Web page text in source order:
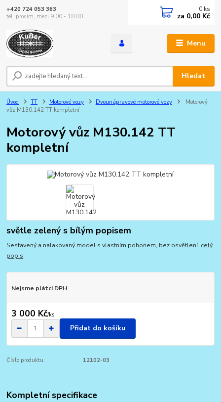
Menu
Hledat
+420 724 053 363
tel. prosím, mezi 9.00 - 18.00
0 ks
za 0,00 Kč
Úvod TT Motorové vozy Dvounápravové motorové vozy
Motorový
vůz M130.142 TT kompletní
Motorový vůz M130.142 TT
kompletní
světle zelený s bílým popisem
Sestavený a nalakovaný model s vlastním pohonem, bez osvětlení. celý
popis
Nejsme plátci DPH
3 000 Kč/ks
Přidat do košíku
Číslo produktu: 12102-03
Kompletní specifikace